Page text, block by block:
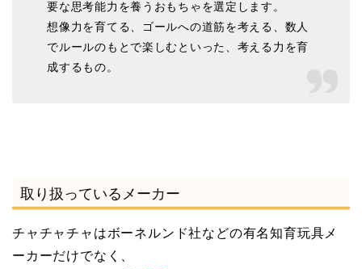
要な思考能力を養うおもちゃを選定します。
想像力を育てる、ゴールへの道筋を考える、数人
でルールのもとで楽しむといった、考える力を育
成するもの。
取り扱っているメーカー
チャチャチャはボーネルンド社などの有名知育玩具メ
ーカーだけでなく、